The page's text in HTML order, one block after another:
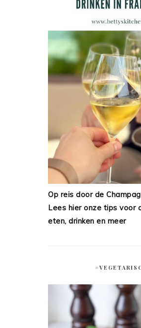
Op reis door de
Lees hier onze tips voor
eten, drinken en meer